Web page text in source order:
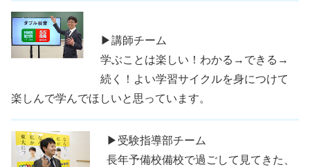
▶講師チーム
学ぶことは楽しい！わかる→できる→
続く！よい学習サイクルを身につけて
楽しんで学んでほしいと思っています。
▶受験指導部チーム
長年予備校備校で過ごして見てきた、